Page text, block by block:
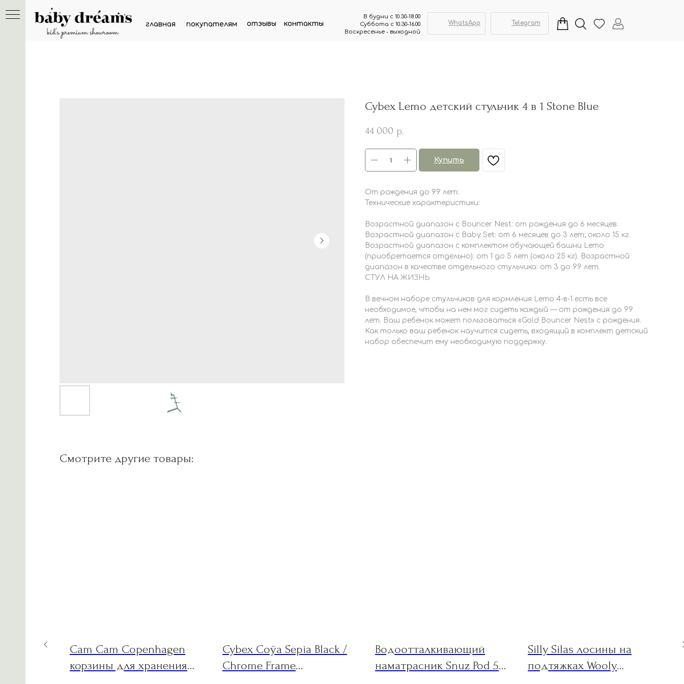
Telegram
контакты
отзывы
покупателям
главная WhatsApp
В будни с 10.30-18.00
Суббота с 10.30-16.00
Воскресенье - выходной
Cybex Lemo детский стульчик 4 в 1 Stone Blue
44 000 р.
Купить
От рождения до 99 лет:
Технические характеристики:
Возрастной диапазон с Bouncer Nest: от рождения до 6 месяцев.
Возрастной диапазон с Baby Set: от 6 месяцев до 3 лет; около 15 кг.
Возрастной диапазон с комплектом обучающей башни Lemo
(приобретается отдельно): от 1 до 5 лет (около 25 кг). Возрастной
диапазон в качестве отдельного стульчика: от 3 до 99 лет.
СТУЛ НА ЖИЗНЬ
В вечном наборе стульчиков для кормления Lemo 4-в-1 есть все
необходимое, чтобы на нем мог сидеть каждый — от рождения до 99
лет. Ваш ребенок может пользоваться «Gold Bouncer Nest» с рождения.
Как только ваш ребенок научится сидеть, входящий в комплект детский
набор обеспечит ему необходимую поддержку.
Смотрите другие товары:
Cam Cam Copenhagen
корзины для хранения
Cybex Coÿa Sepia Black /
Chrome Frame
Водоотталкивающий
наматрасник Snuz Pod 5 /
Silly Silas лосины на
подтяжках Wooly